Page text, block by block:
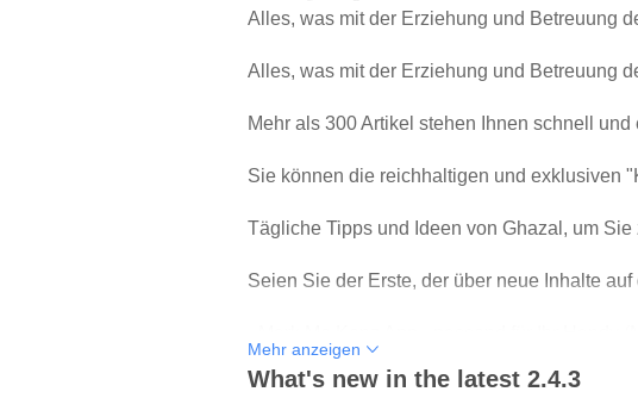
Alles, was mit der Erziehung und Betreuung
Alles, was mit der Erziehung und Betreuung
Mehr als 300 Artikel stehen Ihnen schnell und
Sie können die reichhaltigen und exklusiven
Tägliche Tipps und Ideen von Ghazal, um
Seien Sie der Erste, der über neue Inhalte
Aktivieren Sie die
Mehr anzeigen
What's new in the latest 2.4.3